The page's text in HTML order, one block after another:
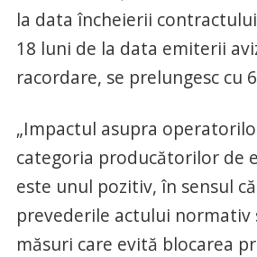
la data încheierii
18 luni de la data emiterii
racordare, se prelungesc cu
„Impactul asupra
categoria producătorilor de
este unul pozitiv, în sensul
prevederile actului normativ
măsuri care evită blocarea